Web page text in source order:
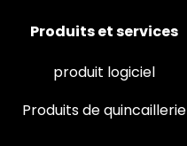
Produits et services
produit logiciel
Produits de quincaillerie